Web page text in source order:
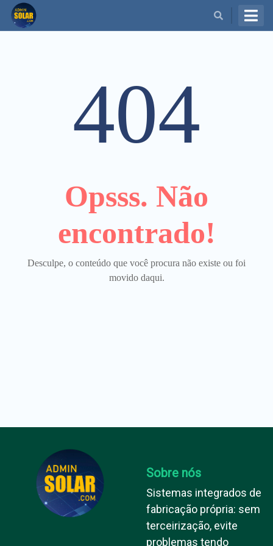
404
Opsss. Não
encontrado!
Desculpe, o conteúdo que você procura não existe ou foi
movido daqui.
Sobre nós
Sistemas integrados de
fabricação própria: sem
terceirização, evite
problemas tendo